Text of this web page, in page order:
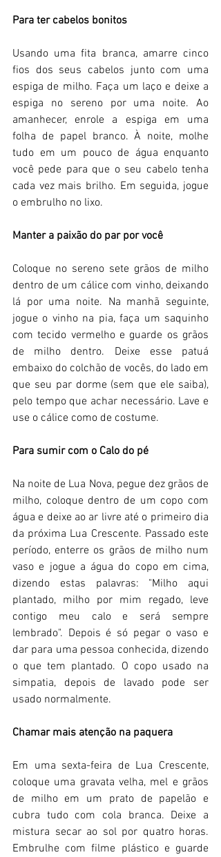
Para ter cabelos bonitos
Usando uma fita branca, amarre cinco
fios dos seus cabelos junto com uma
espiga de milho. Faça um laço e deixe a
espiga no sereno por uma noite. Ao
amanhecer, enrole a espiga em uma
folha de papel branco. À noite, molhe
tudo em um pouco de água enquanto
você pede para que o seu cabelo tenha
cada vez mais brilho. Em seguida, jogue
o embrulho no lixo.
Manter a paixão do par por você
Coloque no sereno sete grãos de milho
dentro de um cálice com vinho, deixando
lá por uma noite. Na manhã seguinte,
jogue o vinho na pia, faça um saquinho
com tecido vermelho e guarde os grãos
de milho dentro. Deixe esse patuá
embaixo do colchão de vocês, do lado em
que seu par dorme (sem que ele saiba),
pelo tempo que achar necessário. Lave e
use o cálice como de costume.
Para sumir com o Calo do pé
Na noite de Lua Nova, pegue dez grãos de
milho, coloque dentro de um copo com
água e deixe ao ar livre até o primeiro dia
da próxima Lua Crescente. Passado este
período, enterre os grãos de milho num
vaso e jogue a água do copo em cima,
dizendo estas palavras: "Milho aqui
plantado, milho por mim regado, leve
contigo meu calo e será sempre
lembrado". Depois é só pegar o vaso e
dar para uma pessoa conhecida, dizendo
o que tem plantado. O copo usado na
simpatia, depois de lavado pode ser
usado normalmente.
Chamar mais atenção na paquera
Em uma sexta-feira de Lua Crescente,
coloque uma gravata velha, mel e grãos
de milho em um prato de papelão e
cubra tudo com cola branca. Deixe a
mistura secar ao sol por quatro horas.
Embrulhe com filme plástico e guarde